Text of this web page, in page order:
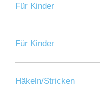
Für Kinder
Für Kinder
Häkeln/Stricken